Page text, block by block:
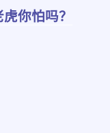
你怕吗？